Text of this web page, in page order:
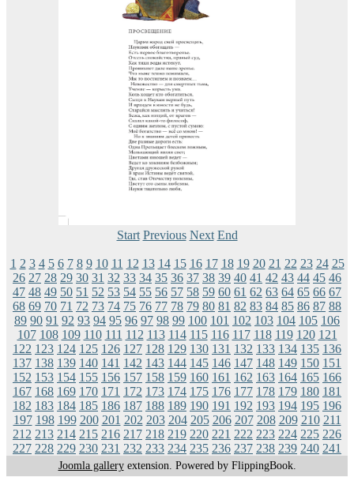
Start Previous Next End
1 2 3 4 5 6 7 8 9 10 11 12 13 14 15 16 17 18 19 20 21 22 23 24 25
26 27 28 29 30 31 32 33 34 35 36 37 38 39 40 41 42 43 44 45 46
47 48 49 50 51 52 53 54 55 56 57 58 59 60 61 62 63 64 65 66 67
68 69 70 71 72 73 74 75 76 77 78 79 80 81 82 83 84 85 86 87 88
89 90 91 92 93 94 95 96 97 98 99 100 101 102 103 104 105 106
107 108 109 110 111 112 113 114 115 116 117 118 119 120 121
122 123 124 125 126 127 128 129 130 131 132 133 134 135 136
137 138 139 140 141 142 143 144 145 146 147 148 149 150 151
152 153 154 155 156 157 158 159 160 161 162 163 164 165 166
167 168 169 170 171 172 173 174 175 176 177 178 179 180 181
182 183 184 185 186 187 188 189 190 191 192 193 194 195 196
197 198 199 200 201 202 203 204 205 206 207 208 209 210 211
212 213 214 215 216 217 218 219 220 221 222 223 224 225 226
227 228 229 230 231 232 233 234 235 236 237 238 239 240 241
Joomla galleryextension. Powered by FlippingBook.